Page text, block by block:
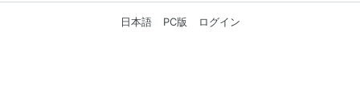
日本語 PC版 ログイン